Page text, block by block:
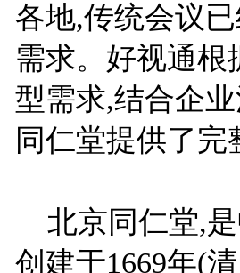
各地,传统会议
需求。好视通根
型需求,结合企
同仁堂提供了
北京同仁堂,是
创建于1669年(